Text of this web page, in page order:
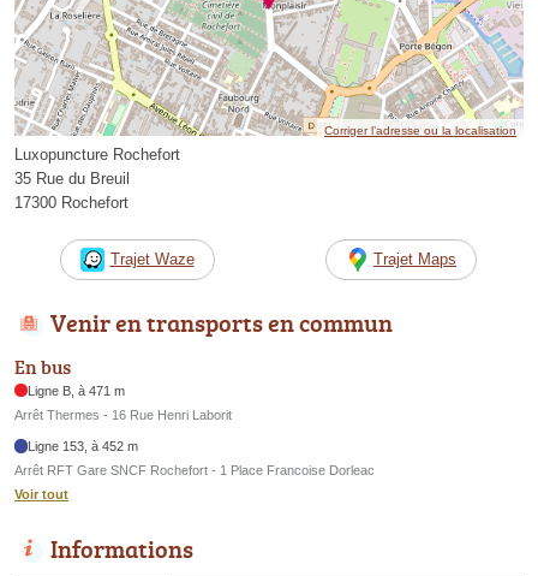
Corriger l’adresse ou la localisation
Luxopuncture Rochefort
35 Rue du Breuil
17300 Rochefort
Trajet Waze Trajet Maps
Venir en transports en commun
En bus
Ligne B, à 471 m
Arrêt Thermes - 16 Rue Henri Laborit
Ligne 153, à 452 m
Arrêt RFT Gare SNCF Rochefort - 1 Place Francoise Dorleac
Voir tout
Informations